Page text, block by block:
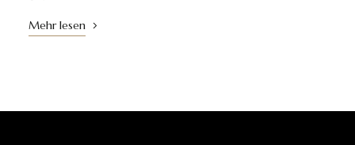
Mehr lesen